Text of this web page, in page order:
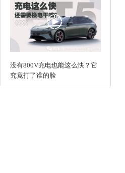
没有800V充电也能这么快？它
究竟打了谁的脸